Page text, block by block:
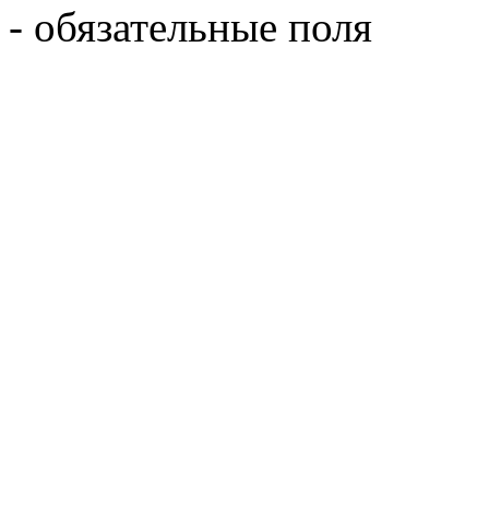
- обязательные поля